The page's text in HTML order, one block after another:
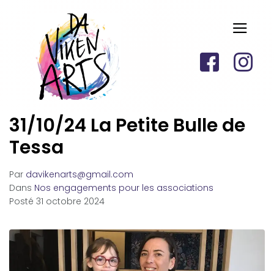
31/10/24 La Petite Bulle de
Tessa
Par davikenarts@gmail.com
Dans Nos engagements pour les associations
Posté 31 octobre 2024